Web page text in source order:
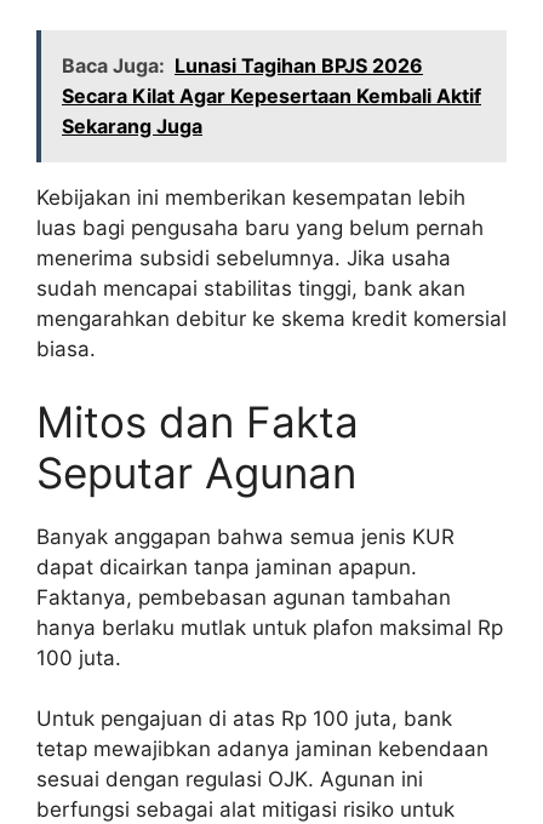
Baca Juga: Lunasi Tagihan BPJS 2026
Secara Kilat Agar Kepesertaan Kembali Aktif
Sekarang Juga
Kebijakan ini memberikan kesempatan lebih
luas bagi pengusaha baru yang belum pernah
menerima subsidi sebelumnya. Jika usaha
sudah mencapai stabilitas tinggi, bank akan
mengarahkan debitur ke skema kredit komersial
biasa.
Mitos dan Fakta
Seputar Agunan
Banyak anggapan bahwa semua jenis KUR
dapat dicairkan tanpa jaminan apapun.
Faktanya, pembebasan agunan tambahan
hanya berlaku mutlak untuk plafon maksimal Rp
100 juta.
Untuk pengajuan di atas Rp 100 juta, bank
tetap mewajibkan adanya jaminan kebendaan
sesuai dengan regulasi OJK. Agunan ini
berfungsi sebagai alat mitigasi risiko untuk